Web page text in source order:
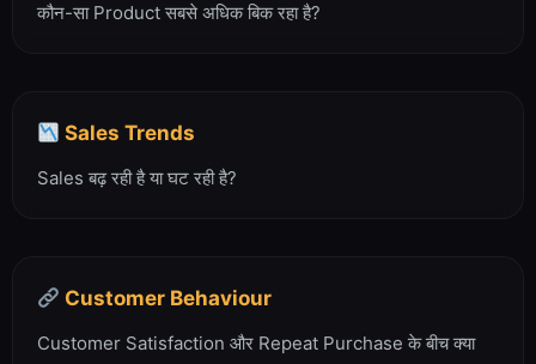
कौन-सा Product सबसे अधिक बिक रहा है?
Sales Trends
Sales बढ़ रही है या घट रही है?
Customer Behaviour
Customer Satisfaction और Repeat Purchase के बीच क्या